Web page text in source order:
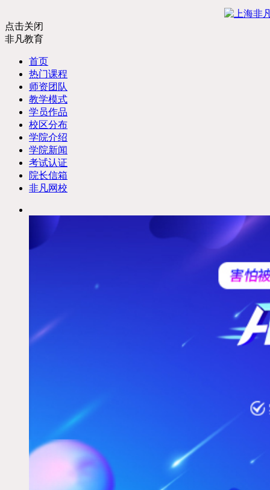
点击关闭
非凡教育
首页
热门课程
师资团队
教学模式
学员作品
校区分布
学院介绍
学院新闻
考试认证
院长信箱
非凡网校